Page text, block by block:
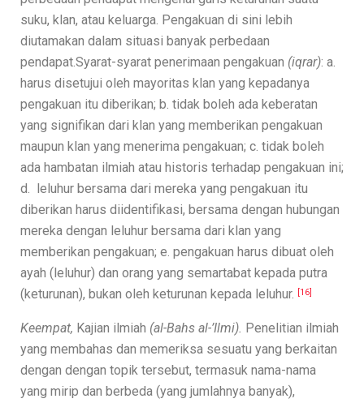
suku, klan, atau keluarga. Pengakuan di sini lebih
diutamakan dalam situasi banyak perbedaan
pendapat.Syarat-syarat penerimaan pengakuan (iqrar): a.
harus disetujui oleh mayoritas klan yang kepadanya
pengakuan itu diberikan; b. tidak boleh ada keberatan
yang signifikan dari klan yang memberikan pengakuan
maupun klan yang menerima pengakuan; c. tidak boleh
ada hambatan ilmiah atau historis terhadap pengakuan ini;
d. leluhur bersama dari mereka yang pengakuan itu
diberikan harus diidentifikasi, bersama dengan hubungan
mereka dengan leluhur bersama dari klan yang
memberikan pengakuan; e. pengakuan harus dibuat oleh
ayah (leluhur) dan orang yang semartabat kepada putra
(keturunan), bukan oleh keturunan kepada leluhur.
[16]
Keempat, Kajian ilmiah (al-Bahs al-’Ilmi). Penelitian ilmiah
yang membahas dan memeriksa sesuatu yang berkaitan
dengan dengan topik tersebut, termasuk nama-nama
yang mirip dan berbeda (yang jumlahnya banyak),